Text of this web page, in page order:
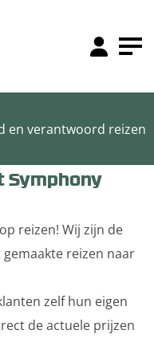
en verantwoord reizen
Symphony
reizen! Wij zijn de
reizen naar
zelf hun eigen
de actuele prijzen